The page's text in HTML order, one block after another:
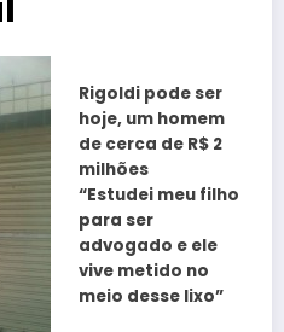
Rigoldi pode ser
hoje, um homem
de cerca de R$ 2
milhões
“Estudei meu filho
para ser
advogado e ele
vive metido no
meio desse lixo”